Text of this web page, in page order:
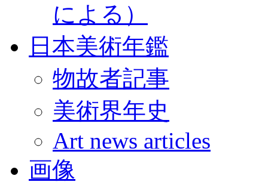
による）
日本美術年鑑
物故者記事
美術界年史
Art news articles
画像